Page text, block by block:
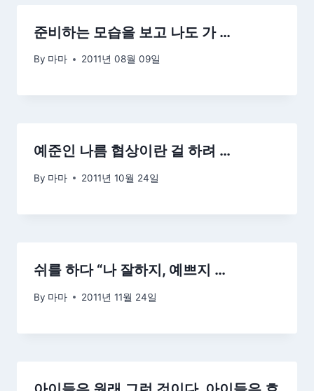
준비하는 모습을 보고 나도 가 …
By 마마 2011년 08월 09일
예준인 나름 협상이란 걸 하려 …
By 마마 2011년 10월 24일
쉬를 하다 “나 잘하지, 예쁘지 …
By 마마 2011년 11월 24일